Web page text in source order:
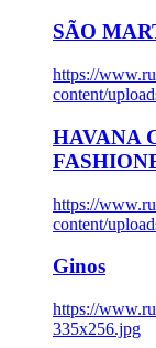
SÃO
https://
content/
HAVANA
https://
content/
Ginos
https://
335x256.jpg